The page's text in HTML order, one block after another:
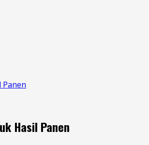
Hasil Panen